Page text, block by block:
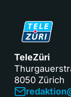
TeleZüri
8050 Zürich